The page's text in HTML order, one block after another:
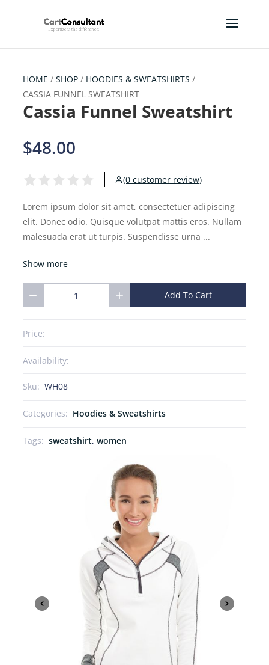
HOME / SHOP / HOODIES & SWEATSHIRTS /
CASSIA FUNNEL SWEATSHIRT
Cassia Funnel Sweatshirt
$48.00
(0 customer review)
Lorem ipsum dolor sit amet, consectetuer adipiscing
elit. Donec odio. Quisque volutpat mattis eros. Nullam
malesuada erat ut turpis. Suspendisse urna ...
Show more
Add To Cart
Price:
Availability:
Sku: WH08
Categories: Hoodies & Sweatshirts
Tags: sweatshirt, women